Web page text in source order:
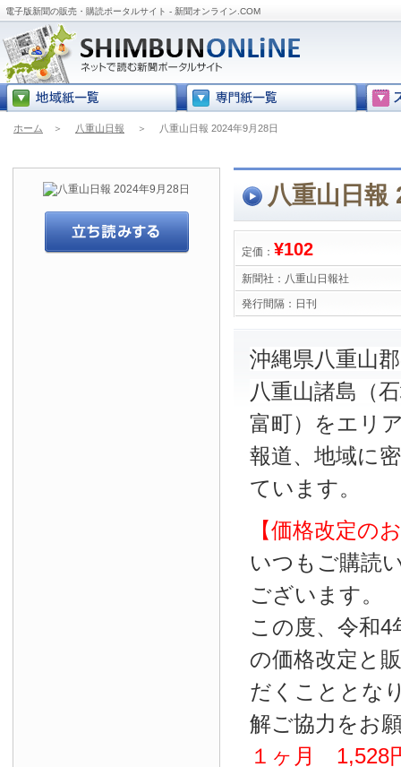
電子版新聞の販売・購読ポータルサイト - 新聞オンライン.COM
ホーム ＞ 八重山日報 ＞ 八重山日報 2024年9月28日
八重山日報
定価： ¥102
新聞社： 八重山日報社
発行間隔： 日刊
沖縄県八重山
八重山諸島（
富町）をエリ
報道、地域に
ています。
【価格改定の
いつもご購読
ございます。
この度、令和4
の価格改定と
だくこととな
解ご協力をお
１ヶ月 1,528